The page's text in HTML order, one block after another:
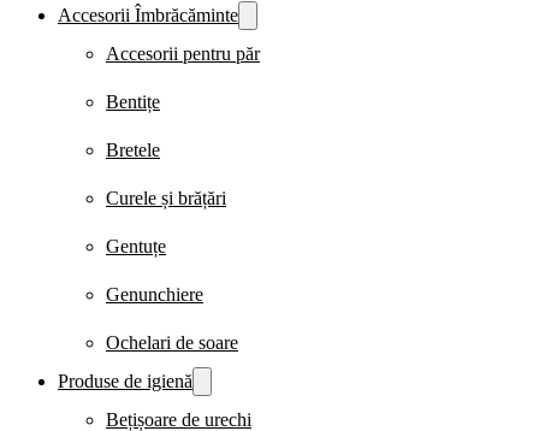
Accesorii Îmbrăcăminte
Accesorii pentru păr
Bentițe
Bretele
Curele și brățări
Gentuțe
Genunchiere
Ochelari de soare
Produse de igienă
Bețișoare de urechi